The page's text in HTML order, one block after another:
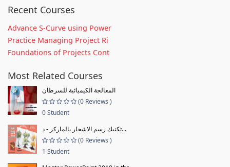
Recent Courses
Advance S-Curve using Power
Practice Managing Project Ri
Foundations of Projects Cont
Most Related Courses
المعالجة الكيميائية للسرطان
(0 Reviews )
0 Student
تكنيك رسم الاشجار بالماركر - د...
(0 Reviews )
1 Student